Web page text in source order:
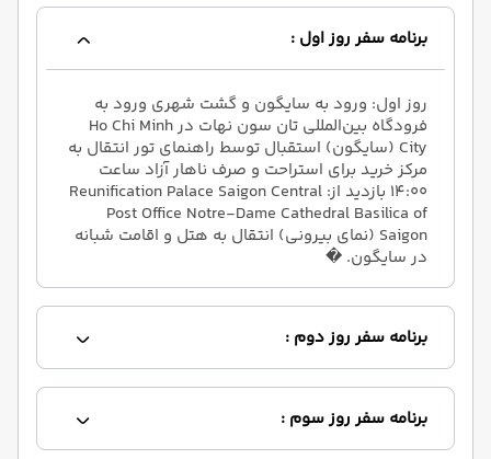
برنامه سفر روز اول :
روز اول: ورود به سایگون و گشت شهری ورود به
فرودگاه بین‌المللی تان سون نهات در Ho Chi Minh
City (سایگون) استقبال توسط راهنمای تور انتقال به
مرکز خرید برای استراحت و صرف ناهار آزاد ساعت
۱۴:۰۰ بازدید از: Reunification Palace Saigon Central
Post Office Notre-Dame Cathedral Basilica of
Saigon (نمای بیرونی) انتقال به هتل و اقامت شبانه
در سایگون. �
برنامه سفر روز دوم :
برنامه سفر روز سوم :